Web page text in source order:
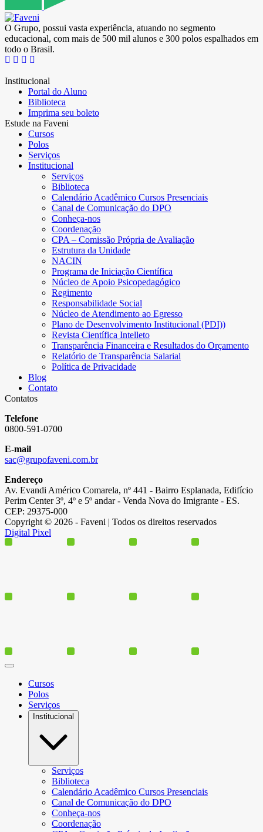
O Grupo, possui vasta experiência, atuando no segmento
educacional, com mais de 500 mil alunos e 300 polos espalhados em
todo o Brasil.
Institucional
Portal do Aluno
Biblioteca
Imprima seu boleto
Estude na Faveni
Cursos
Polos
Serviços
Institucional
Serviços
Biblioteca
Calendário Acadêmico Cursos Presenciais
Canal de Comunicação do DPO
Conheça-nos
Coordenação
CPA – Comissão Própria de Avaliação
Estrutura da Unidade
NACIN
Programa de Iniciação Científica
Núcleo de Apoio Psicopedagógico
Regimento
Responsabilidade Social
Núcleo de Atendimento ao Egresso
Plano de Desenvolvimento Institucional (PDI))
Revista Científica Intelleto
Transparência Financeira e Resultados do Orçamento
Relatório de Transparência Salarial
Política de Privacidade
Blog
Contato
Contatos
Telefone
0800-591-0700
E-mail
sac@grupofaveni.com.br
Endereço
Av. Evandi Américo Comarela, nº 441 - Bairro Esplanada, Edifício
Perim Center 3º, 4º e 5º andar - Venda Nova do Imigrante - ES.
CEP: 29375-000
Copyright © 2026 - Faveni | Todos os direitos reservados
Digital Pixel
Cursos
Polos
Serviços
Institucional
Serviços
Biblioteca
Calendário Acadêmico Cursos Presenciais
Canal de Comunicação do DPO
Conheça-nos
Coordenação